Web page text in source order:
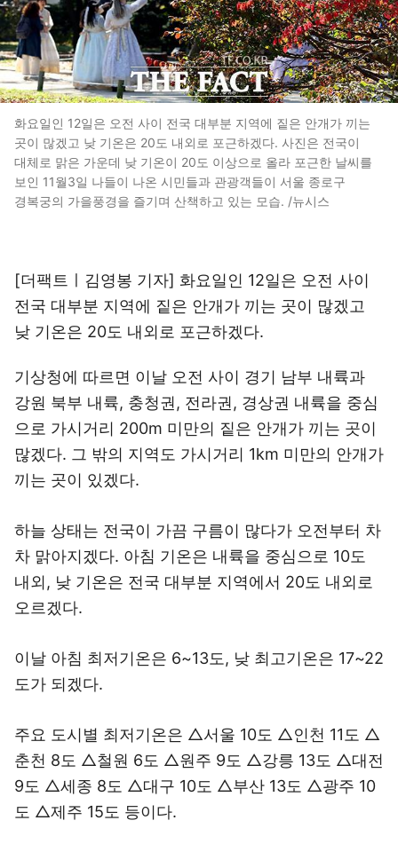
화요일인 12일은 오전 사이 전국 대부분 지역에 짙은 안개가 끼는
곳이 많겠고 낮 기온은 20도 내외로 포근하겠다. 사진은 전국이
대체로 맑은 가운데 낮 기온이 20도 이상으로 올라 포근한 날씨를
보인 11월3일 나들이 나온 시민들과 관광객들이 서울 종로구
경복궁의 가을풍경을 즐기며 산책하고 있는 모습. /뉴시스
[더팩트ㅣ김영봉 기자] 화요일인 12일은 오전 사이
전국 대부분 지역에 짙은 안개가 끼는 곳이 많겠고
낮 기온은 20도 내외로 포근하겠다.
기상청에 따르면 이날 오전 사이 경기 남부 내륙과
강원 북부 내륙, 충청권, 전라권, 경상권 내륙을 중심
으로 가시거리 200m 미만의 짙은 안개가 끼는 곳이
많겠다. 그 밖의 지역도 가시거리 1km 미만의 안개가
끼는 곳이 있겠다.
하늘 상태는 전국이 가끔 구름이 많다가 오전부터 차
차 맑아지겠다. 아침 기온은 내륙을 중심으로 10도
내외, 낮 기온은 전국 대부분 지역에서 20도 내외로
오르겠다.
이날 아침 최저기온은 6~13도, 낮 최고기온은 17~22
도가 되겠다.
주요 도시별 최저기온은 △서울 10도 △인천 11도 △
춘천 8도 △철원 6도 △원주 9도 △강릉 13도 △대전
9도 △세종 8도 △대구 10도 △부산 13도 △광주 10
도 △제주 15도 등이다.